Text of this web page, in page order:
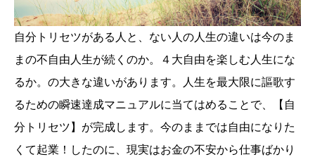
自分トリセツがある人と、ない人の人生の違いは今のま
まの不自由人生が続くのか。４大自由を楽しむ人生にな
るか。の大きな違いがあります。人生を最大限に謳歌す
るための瞬速達成マニュアルに当てはめることで、【自
分トリセツ】が完成します。今のままでは自由になりた
くて起業！したのに、現実はお金の不安から仕事ばかり